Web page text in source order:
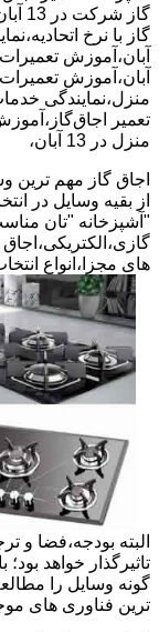
آبان،آموزش
منزل،نمایندگی
تعمیر
منزل در 13 آبان،
اجاق گاز مهم ترین
از بقیه وسایل در
"آشپزخانه "تان
های مجزا،انواع
البته بودجه،فضا و
تاثیرگذار خواهد
گونه وسایل را
ترین فناوری های